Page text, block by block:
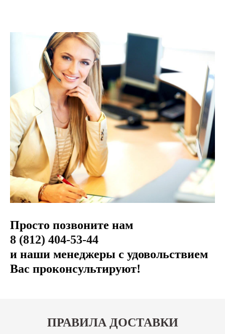
Просто позвоните нам
8 (812) 404-53-44
и наши менеджеры с удовольствием
Вас проконсультируют!
ПРАВИЛА ДОСТАВКИ